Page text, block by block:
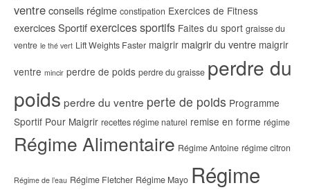
ventreconseils régime constipation Exercices de Fitness
exercices Sportifexercices sportifs Faites du sport graisse du
ventre le thé vert Lift Weights Faster maigrir maigrir du ventre maigrir
ventre mincir perdre de poids perdre du graisse perdre du
poids perdre du ventre perte de poids Programme
Sportif Pour Maigrir recettes régime naturel remise en forme régime
Régime Alimentaire Régime Antoine régime citron
Régime de l’eau Régime Fletcher Régime Mayo Régime